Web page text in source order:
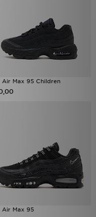
Air Max 95 Children
Air Max 95